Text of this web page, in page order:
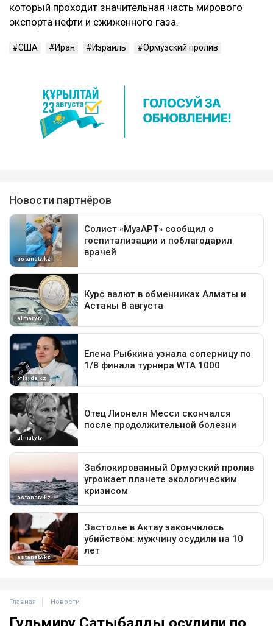
который проходит значительная часть мирового
экспорта нефти и сжиженного газа.
США Иран Израиль Ормузский пролив
Главная Новости